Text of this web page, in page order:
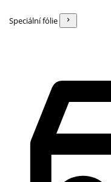
Speciální fólie